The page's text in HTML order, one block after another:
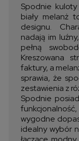
Spodnie
biały melanż
designu.
nadają im
pełną
Kreszowana
faktury, a
sprawia, że
zestawienia z
Spodnie
wygodne
idealny wybór